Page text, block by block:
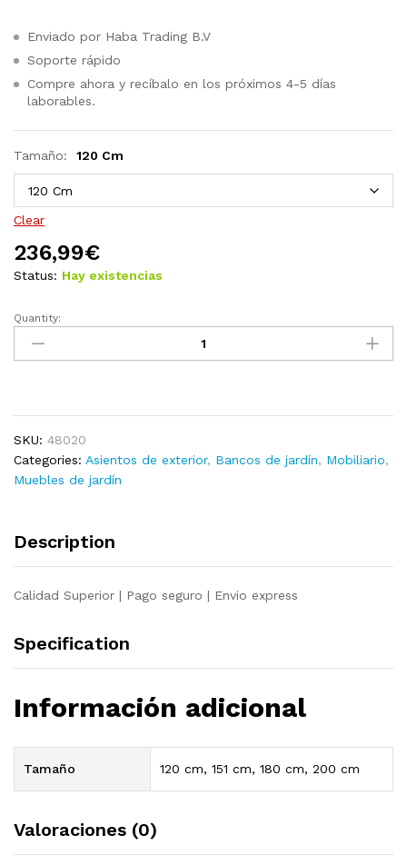
Enviado por Haba Trading B.V
Soporte rápido
Compre ahora y recíbalo en los próximos 4-5 días
laborables.
Tamaño: 120 Cm
Clear
236,99€
Status: Hay existencias
Banco
banana
de
teca
180
cm
Quantity:
SKU: 48020
Categories: Asientos de exterior, Bancos de jardín, Mobiliario,
Muebles de jardín
Description
Calidad Superior | Pago seguro | Envio express
Specification
Información adicional
Tamaño 120 cm, 151 cm, 180 cm, 200 cm
Valoraciones (0)